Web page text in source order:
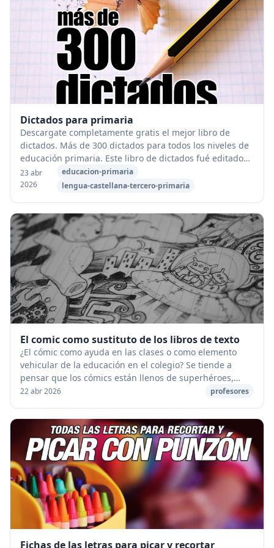
Dictados para primaria
Descargate completamente gratis el mejor libro de
dictados. Más de 300 dictados para todos los niveles de
educación primaria. Este libro de dictados fué editado
por la Comunidad de Madrid en el año 20...
23 abr
2026
educacion-primaria
lengua-castellana-tercero-primaria
El comic como sustituto de los libros de texto
¿El cómic como ayuda en las clases o como elemento
vehicular de la educación en el colegio? Se tiende a
pensar que los cómics están llenos de superhéroes,
animales divertidos y bromas tontas, y no se ...
22 abr 2026 profesores
Fichas de las letras para picar y recortar